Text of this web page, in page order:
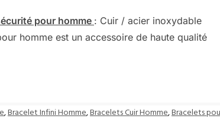
pour homme : Cuir / acier inoxydable
homme est un accessoire de haute qualité
,Bracelet Infini Homme,Bracelets Cuir Homme,Bracelets